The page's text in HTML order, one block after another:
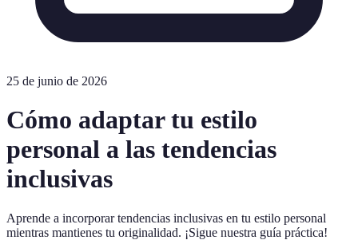
25 de junio de 2026
Cómo adaptar tu estilo
personal a las tendencias
inclusivas
Aprende a incorporar tendencias inclusivas en tu estilo personal
mientras mantienes tu originalidad. ¡Sigue nuestra guía práctica!